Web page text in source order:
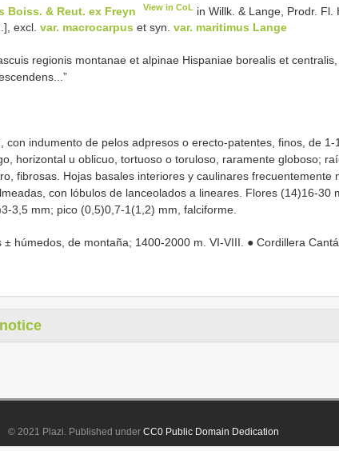
Boiss. & Reut. ex Freyn View in CoL in Willk. & Lange, Prodr. Fl.
excl. var. macrocarpus et syn. var. maritimus Lange
regionis montanae et alpinae Hispaniae borealis et
con indumento de pelos adpresos o erecto-patentes, finos, de 1-
horizontal u oblicuo, tortuoso o toruloso, raramente globoso;
fibrosas. Hojas basales interiores y caulinares frecuentemente
con lóbulos de lanceolados a lineares. Flores (14)16-30
3,5 mm; pico (0,5)0,7-1(1,2) mm, falciforme.
± húmedos, de montaña; 1400-2000 m. VI-VIII. ● Cordillera
© 2021 Plazi. Published underCC0 Public Domain Dedication